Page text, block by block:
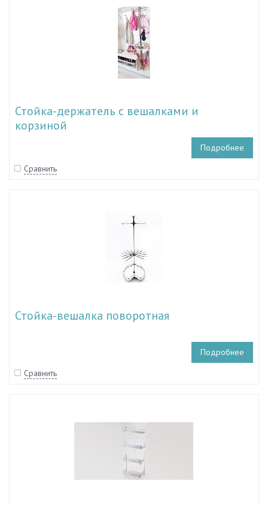
Стойка-держатель с вешалками и
корзиной
Подробнее
Сравнить
Стойка-вешалка поворотная
Подробнее
Сравнить